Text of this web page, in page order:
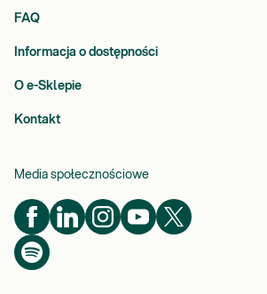
FAQ
Informacja o dostępności
O e-Sklepie
Kontakt
Media społecznościowe